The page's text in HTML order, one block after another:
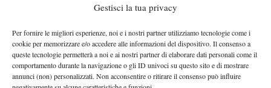
Gestisci la tua privacy
Per fornire le migliori esperienze, noi e i nostri partner utilizziamo tecnologie come i
cookie per memorizzare e/o accedere alle informazioni del dispositivo. Il consenso a
queste tecnologie permetterà a noi e ai nostri partner di elaborare dati personali come il
comportamento durante la navigazione o gli ID univoci su questo sito e di mostrare
annunci (non) personalizzati. Non acconsentire o ritirare il consenso può influire
poi a chiudere il parziale poco dopo.
Nel secondo set Svajda prova a essere più aggressivo ma, al
contempo, non riesce a essere concreto, sprecando tre ghiotte
occasioni per allungare nel punteggio. Il morale cala così
rapidamente e il parziale si chiude quasi all’improvviso, con